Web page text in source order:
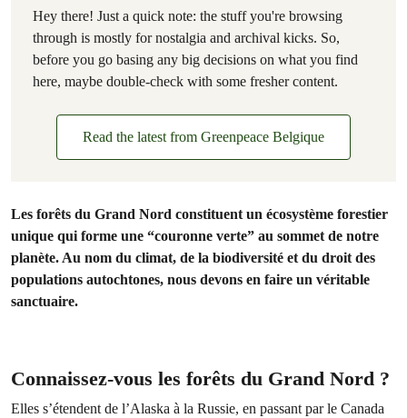
Hey there! Just a quick note: the stuff you're browsing
through is mostly for nostalgia and archival kicks. So,
before you go basing any big decisions on what you find
here, maybe double-check with some fresher content.
Read the latest from Greenpeace Belgique
Les forêts du Grand Nord constituent un écosystème forestier
unique qui forme une “couronne verte” au sommet de notre
planète. Au nom du climat, de la biodiversité et du droit des
populations autochtones, nous devons en faire un véritable
sanctuaire.
Connaissez-vous les forêts du Grand Nord ?
Elles s’étendent de l’Alaska à la Russie, en passant par le Canada